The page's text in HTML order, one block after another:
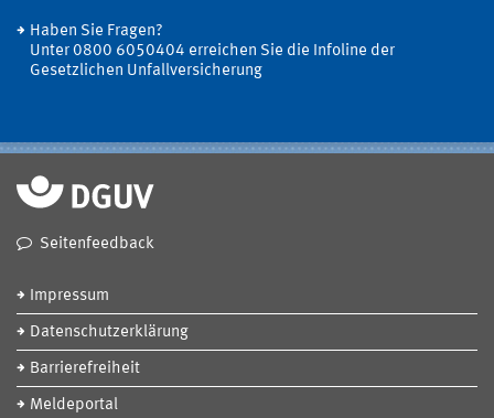
Haben Sie Fragen?
Unter 0800 6050404 erreichen Sie die Infoline der
Gesetzlichen Unfallversicherung
Seitenfeedback
Impressum
Datenschutzerklärung
Barrierefreiheit
Meldeportal